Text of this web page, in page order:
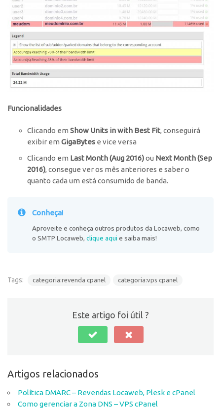
Funcionalidades
Clicando em Show Units in with Best Fit, conseguirá
exibir em GigaBytes e vice versa
Clicando em Last Month (Aug 2016)ou Next Month (Sep
2016), consegue ver os mês anteriores e saber o
quanto cada um está consumido de banda.
Conheça!
Aproveite e conheça outros produtos da Locaweb, como
o SMTP Locaweb, clique aqui e saiba mais!
Tags: categoria:revenda cpanel categoria:vps cpanel
Este artigo foi útil ?
Artigos relacionados
Política DMARC – Revendas Locaweb, Plesk e cPanel
Como gerenciar a Zona DNS – VPS cPanel